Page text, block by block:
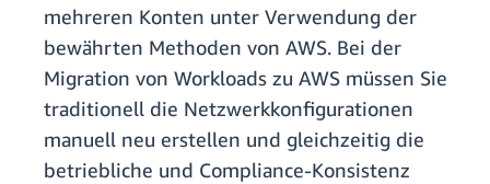
mehreren Konten unter Verwendung der
bewährten Methoden von AWS. Bei der
Migration von Workloads zu AWS müssen Sie
traditionell die Netzwerkkonfigurationen
manuell neu erstellen und gleichzeitig die
betriebliche und Compliance-Konsistenz